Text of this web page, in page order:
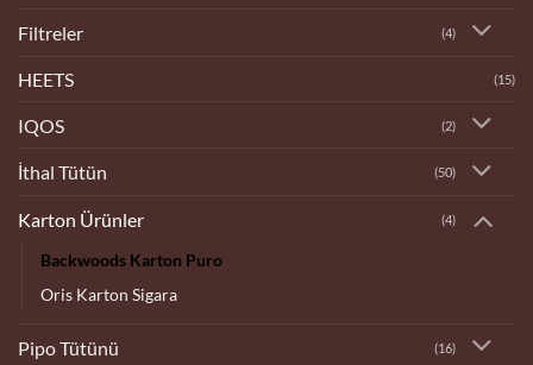
Filtreler (4)
HEETS (15)
IQOS (2)
İthal Tütün (50)
Karton Ürünler (4)
Backwoods Karton Puro
Oris Karton Sigara
Pipo Tütünü (16)